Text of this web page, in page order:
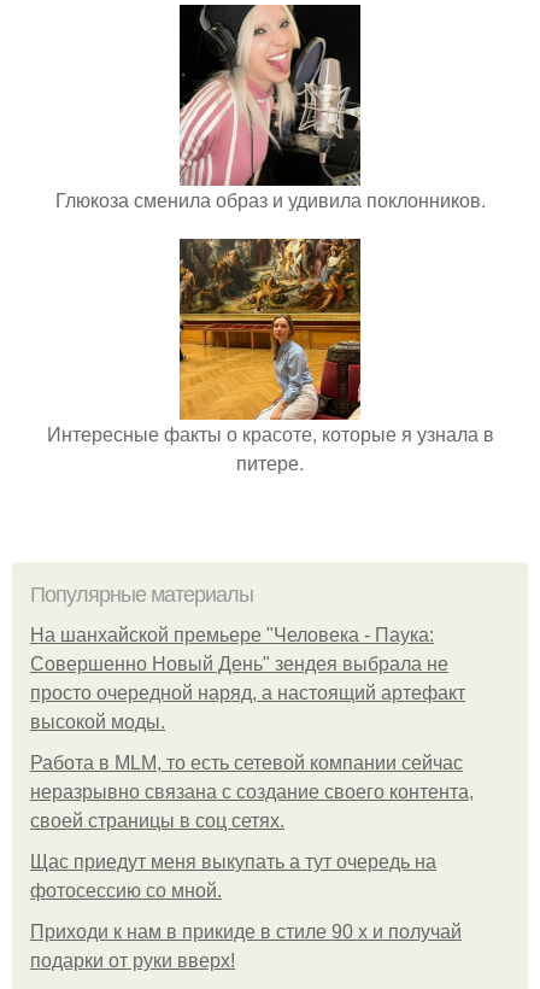
Глюкоза сменила образ и удивила поклонников.
Интересные факты о красоте, которые я узнала в
питере.
Популярные материалы
На шанхайской премьере "Человека - Паука:
Совершенно Новый День" зендея выбрала не
просто очередной наряд, а настоящий артефакт
высокой моды.
Работа в MLM, то есть сетевой компании сейчас
неразрывно связана с создание своего контента,
своей страницы в соц сетях.
Щас приедут меня выкупать а тут очередь на
фотосессию со мной.
Приходи к нам в прикиде в стиле 90 х и получай
подарки от руки вверх!